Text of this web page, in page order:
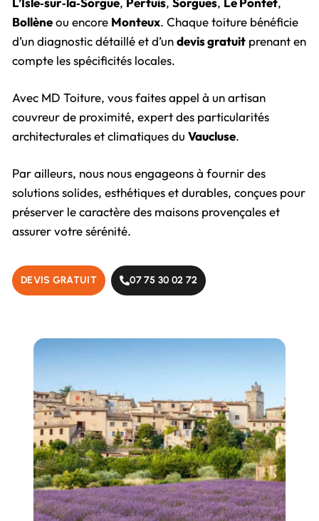
Bollèneou encore Monteux. Chaque toiture bénéficie
d’un diagnostic détaillé et d’undevis gratuit prenant en
compte les spécificités locales.
Avec MD Toiture, vous faites appel à un artisan
couvreur de proximité, expert des particularités
architecturales et climatiques du Vaucluse.
Par ailleurs, nous nous engageons à fournir des
solutions solides, esthétiques et durables, conçues pour
préserver le caractère des maisons provençales et
assurer votre sérénité.
DEVIS GRATUIT 07 75 30 02 72